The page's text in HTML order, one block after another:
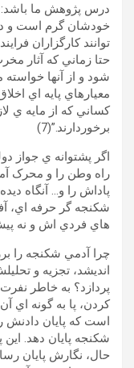
درس پژوهش ما باشد:
خودشان گرم است و
توانند کارگزاران
حتا زماني که آثار
شود و از آنها خواسته
معيارهاي پايه اي
کساني که از مايه ي
برخوردارند.”(7)
اگر پشتوانه ي جواز
راه وطن را و محرک
پاداش را و… آنگاه
شکنجه گر حرفه اي،
هاي فردي اش و نه
چرا آدمي شکنجه را
انديشد، تجزيه و
پردازد؟ به خاطر
کردن، پا به گونه اي
است که پايان دادنش
شکنجه پايان دهد. اين
حال، نگارش پايان